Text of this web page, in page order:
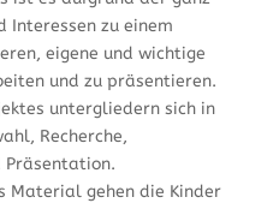
Interessen zu einem
eigene und wichtige
und zu präsentieren.
untergliedern sich in
Recherche,
Präsentation.
Material gehen die Kinder